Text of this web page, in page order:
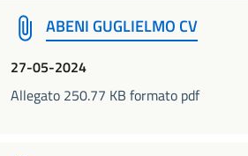
ABENI GUGLIELMO CV
27-05-2024
Allegato 250.77 KB formato pdf